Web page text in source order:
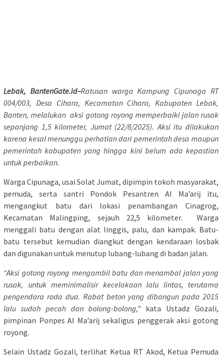
Lebak, BantenGate.id–Ratusan warga Kampung Cipunaga RT
004/003, Desa Cihara, Kecamatan Cihara, Kabupaten Lebak,
Banten, melalukan aksi gotong royong memperbaiki jalan rusak
sepanjang 1,5 kilometer, Jumat (22/8/2025). Aksi itu dilakukan
karena kesal menunggu perhatian dari pemerintah desa maupun
pemerintah kabupaten yang hingga kini belum ada kepastian
untuk perbaikan.
Warga Cipunaga, usai Solat Jumat, dipimpin tokoh masyarakat,
pemuda, serta santri Pondok Pesantren Al Ma’arij itu,
mengangkut batu dari lokasi penambangan Cinagrog,
Kecamatan Malingping, sejauh 22,5 kilometer. Warga
menggali batu dengan alat linggis, palu, dan kampak. Batu-
batu tersebut kemudian diangkut dengan kendaraan losbak
dan digunakan untuk menutup lubang-lubang di badan jalan.
“Aksi gotong royong mengambil batu dan menambal jalan yang
rusak, untuk meminimalisir kecelakaan lalu lintas, terutama
pengendara roda dua. Rabat beton yang dibangun pada 2015
lalu sudah pecah dan bolong-bolong,” kata Ustadz Gozali,
pimpinan Ponpes Al Ma’arij sekaligus penggerak aksi gotong
royong.
Selain Ustadz Gozali, terlihat Ketua RT Akod, Ketua Pemuda